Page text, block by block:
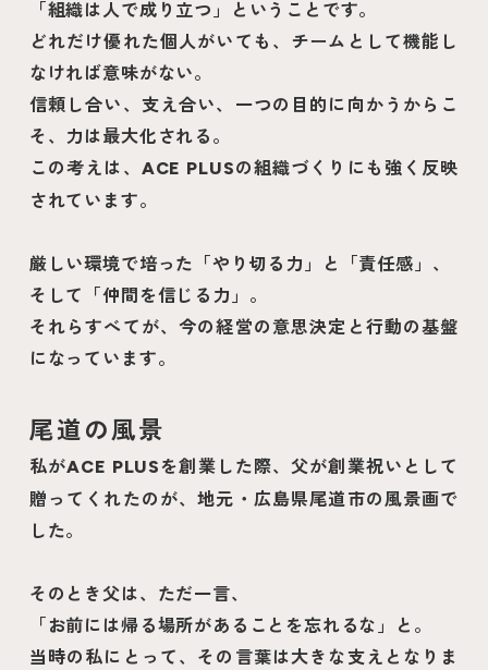
「組織は人で成り立つ」ということです。
どれだけ優れた個人がいても、チームとして機能し
なければ意味がない。
信頼し合い、支え合い、一つの目的に向かうからこ
そ、力は最大化される。
この考えは、
ACE PLUSの組織づくりにも強く反映
されています。
厳しい環境で培った「やり切る力」と「責任感」、
そして「仲間を信じる力」。
それらすべてが、今の経営の意思決定と行動の基盤
になっています。
尾道の風景
私がACE PLUSを創業した際、父が創業祝いとして
贈ってくれたのが、地元・広島県尾道市の風景画で
した。
そのとき父は、ただ一言、
「お前には帰る場所があることを忘れるな」と。
当時の私にとって、その言葉は大きな支えとなりま